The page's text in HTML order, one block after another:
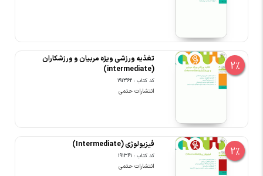
2%
تغذیه ورزشی ویژه مربیان و ورزشکاران
(intermediate)
کد کتاب : 191362
انتشارات حتمی
2%
فیزیولوژی (Intermediate)
کد کتاب : 191361
انتشارات حتمی